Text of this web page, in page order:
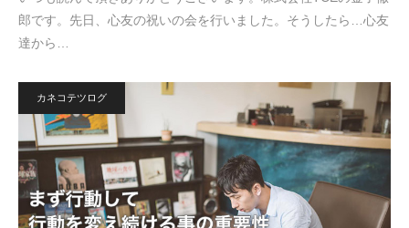
郎です。先日、心友の祝いの会を行いました。そうしたら…心友
達から…
カネコテツログ